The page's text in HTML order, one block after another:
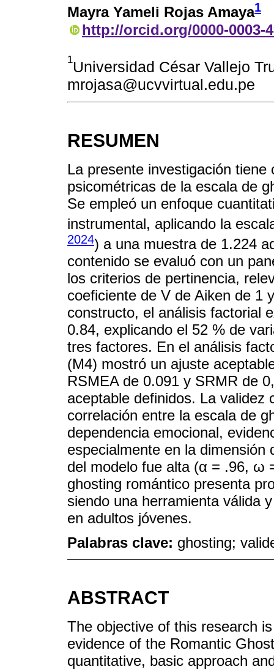
Mayra Yameli Rojas Amaya1
http://orcid.org/0000-0003-
1Universidad César Vallejo
mrojasa@ucvvirtual.edu.pe
RESUMEN
La presente investigación
psicométricas de la escala de
Se empleó un enfoque
instrumental, aplicando la
2024) a una muestra de 1.224
contenido se evaluó con un
los criterios de pertinencia,
coeficiente de V de Aiken de 1
constructo, el análisis factorial
0.84, explicando el 52 % de
tres factores. En el análisis
(M4) mostró un ajuste
RSMEA de 0.091 y SRMR de
aceptable definidos. La validez
correlación entre la escala de
dependencia emocional,
especialmente en la dimensión
del modelo fue alta (α = .96, ω
ghosting romántico presenta
siendo una herramienta válida
en adultos jóvenes.
Palabras clave: ghosting;
ABSTRACT
The objective of this research
evidence of the Romantic
quantitative, basic approach